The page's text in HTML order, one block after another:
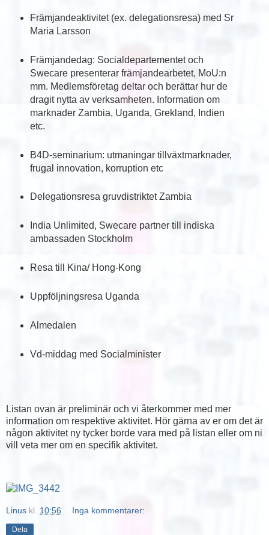
Främjandeaktivitet (ex. delegationsresa) med Sr
Maria Larsson
Främjandedag: Socialdepartementet och
Swecare presenterar främjandearbetet, MoU:n
mm. Medlemsföretag deltar och berättar hur de
dragit nytta av verksamheten. Information om
marknader Zambia, Uganda, Grekland, Indien
etc.
B4D-seminarium: utmaningar tillväxtmarknader,
frugal innovation, korruption etc
Delegationsresa gruvdistriktet Zambia
India Unlimited, Swecare partner till indiska
ambassaden Stockholm
Resa till Kina/ Hong-Kong
Uppföljningsresa Uganda
Almedalen
Vd-middag med Socialminister
Listan ovan är preliminär och vi återkommer med mer
information om respektive aktivitet. Hör gärna av er om det är
någon aktivitet ny tycker borde vara med på listan eller om ni
vill veta mer om en specifik aktivitet.
Linus kl. 10:56 Inga kommentarer:
Dela